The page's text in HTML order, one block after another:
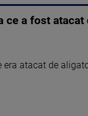
ce a fost
atacat de